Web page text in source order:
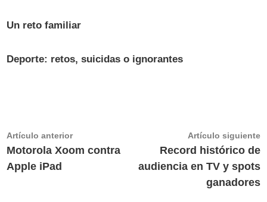
Un reto familiar
Deporte: retos, suicidas o ignorantes
Navegación
de
entradas
Artículo anteriorArtículo
anterior:
Motorola Xoom contra
Apple iPad
Artículo siguiente
Record histórico de
audiencia en TV y spots
ganadores